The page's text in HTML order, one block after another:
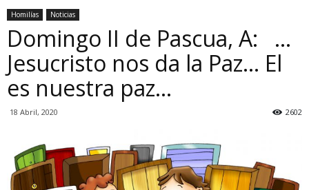
Homilías Noticias
Domingo II de Pascua, A: …
Jesucristo nos da la Paz… El
es nuestra paz…
18 Abril, 2020 2602